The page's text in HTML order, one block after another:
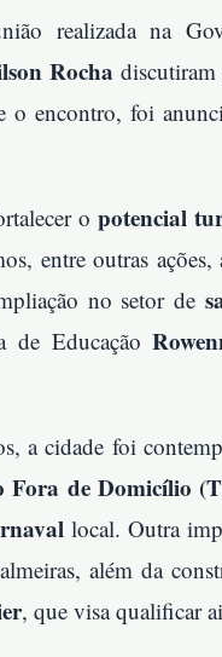
realizada na
Rocha
o encontro, foi
opotencial
entre outras ações,
no setor de
de Educação
a cidade foi
Fora de Domicílio
local. Outra
além da
, que visa qualificar